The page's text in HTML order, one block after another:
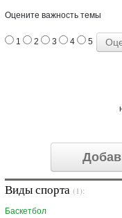
Оцените важность темы
1 2 3 4 5
Виды спорта (1):
Баскетбол